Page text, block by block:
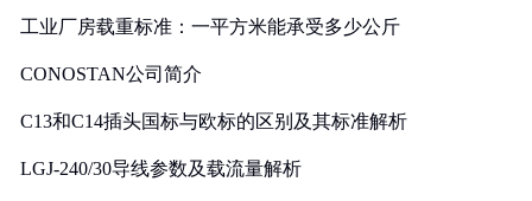
工业厂房载重标准：一平方米能承受多少公斤
CONOSTAN公司简介
C13和C14插头国标与欧标的区别及其标准解析
LGJ-240/30导线参数及载流量解析